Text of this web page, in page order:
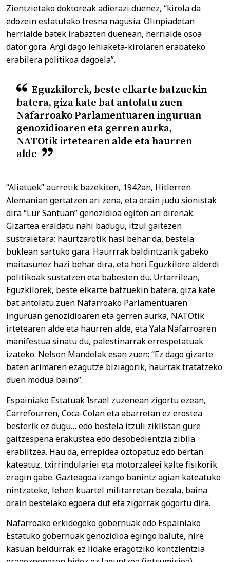
Zientzietako doktoreak adierazi duenez, “kirola da
edozein estatutako tresna nagusia. Olinpiadetan
herrialde batek irabazten duenean, herrialde osoa
dator gora. Argi dago lehiaketa-kirolaren erabateko
erabilera politikoa dagoela”.
Eguzkilorek, beste elkarte batzuekin
batera, giza kate bat antolatu zuen
Nafarroako Parlamentuaren inguruan
genozidioaren eta gerren aurka,
NATOtik irtetearen alde eta haurren
alde
“Aliatuek” aurretik bazekiten, 1942an, Hitlerren
Alemanian gertatzen ari zena, eta orain judu sionistak
dira “Lur Santuan” genozidioa egiten ari direnak.
Gizartea eraldatu nahi badugu, itzul gaitezen
sustraietara; haurtzarotik hasi behar da, bestela
buklean sartuko gara. Haurrrak baldintzarik gabeko
maitasunez hazi behar dira, eta hori Eguzkilore alderdi
politikoak sustatzen eta babesten du. Urtarrilean,
Eguzkilorek, beste elkarte batzuekin batera, giza kate
bat antolatu zuen Nafarroako Parlamentuaren
inguruan genozidioaren eta gerren aurka, NATOtik
irtetearen alde eta haurren alde, eta Yala Nafarroaren
manifestua sinatu du, palestinarrak errespetatuak
izateko. Nelson Mandelak esan zuen: “Ez dago gizarte
baten arimaren ezagutze biziagorik, haurrak tratatzeko
duen modua baino”.
Espainiako Estatuak Israel zuzenean zigortu ezean,
Carrefourren, Coca-Colan eta abarretan ez erostea
besterik ez dugu… edo bestela itzuli ziklistan gure
gaitzespena erakustea edo desobedientzia zibila
erabiltzea. Hau da, errepidea oztopatuz edo bertan
kateatuz, txirrindulariei eta motorzaleei kalte fisikorik
eragin gabe. Gazteagoa izango banintz agian kateatuko
nintzateke, lehen kuartel militarretan bezala, baina
orain bestelako egoera dut eta zigorrak gogortu dira.
Nafarroako erkidegoko gobernuak edo Espainiako
Estatuko gobernuak genozidioa egingo balute, nire
kasuan beldurrak ez lidake eragotziko kontzientzia